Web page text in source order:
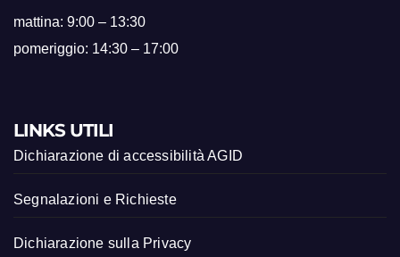
mattina: 9:00 – 13:30
pomeriggio: 14:30 – 17:00
LINKS UTILI
Dichiarazione di accessibilità AGID
Segnalazioni e Richieste
Dichiarazione sulla Privacy